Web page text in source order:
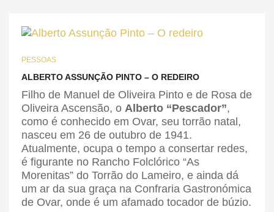
PESSOAS
ALBERTO ASSUNÇÃO PINTO – O REDEIRO
Filho de Manuel de Oliveira Pinto e de Rosa de
Oliveira Ascensão, o Alberto “Pescador”,
como é conhecido em Ovar, seu tor­rão natal,
nasceu em 26 de outubro de 1941.
Atualmente, ocupa o tempo a consertar redes,
é figurante no Rancho Folclórico “As
Morenitas” do Torrão do Lameiro, e ainda dá
um ar da sua graça na Confraria Gastronómica
de Ovar, onde é um afamado tocador de búzio.